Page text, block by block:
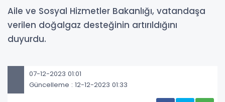
Aile ve Sosyal Hizmetler Bakanlığı, vatandaşa
verilen doğalgaz desteğinin artırıldığını
duyurdu.
07-12-2023 01:01
Güncelleme : 12-12-2023 01:33